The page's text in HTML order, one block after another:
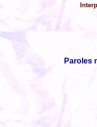
Paroles